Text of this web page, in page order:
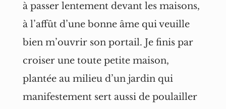
à passer lentement devant les maisons,
à l’affût d’une bonne âme qui veuille
bien m’ouvrir son portail. Je finis par
croiser une toute petite maison,
plantée au milieu d’un jardin qui
manifestement sert aussi de poulailler